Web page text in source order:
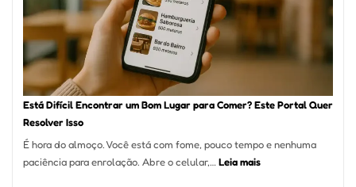
reservar
Paulo
Está Difícil Encontrar um Bom Lugar para Comer? Este Portal Quer
Resolver Isso
É hora do almoço. Você está com fome, pouco tempo e nenhuma
paciência para enrolação. Abre o celular,…Leia mais: